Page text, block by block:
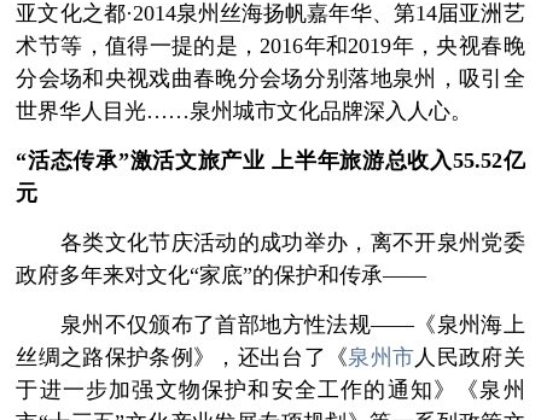
亚文化之都·2014泉州丝海扬帆嘉年华、第14届亚洲艺
术节等，值得一提的是，2016年和2019年，央视春晚
分会场和央视戏曲春晚分会场分别落地泉州，吸引全
世界华人目光……泉州城市文化品牌深入人心。
“活态传承”激活文旅产业 上半年旅游总收入55.52亿
元
各类文化节庆活动的成功举办，离不开泉州党委
政府多年来对文化“家底”的保护和传承——
泉州不仅颁布了首部地方性法规——《泉州海上
丝绸之路保护条例》，还出台了《泉州市人民政府关
于进一步加强文物保护和安全工作的通知》《泉州